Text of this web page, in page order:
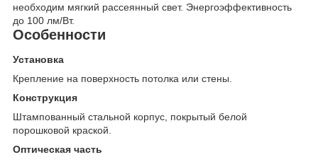
необходим мягкий рассеянный свет. Энергоэффективность
до 100 лм/Вт.
Особенности
Установка
Крепление на поверхность потолка или стены.
Конструкция
Штампованный стальной корпус, покрытый белой
порошковой краской.
Оптическая часть